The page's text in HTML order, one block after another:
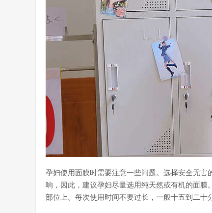
孕妇使用面膜时需要注意一些问题。选择安全无
响，因此，建议孕妇尽量选用纯天然或有机的面
部位上。每次使用时间不要过长，一般十五到二十